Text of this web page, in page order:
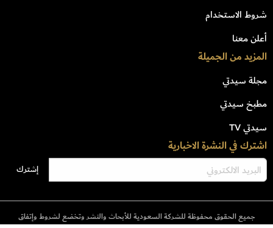
شروط الاستخدام
أعلن معنا
المزيد من الجميلة
مجلة سيدتي
مطبخ سيدتي
سيدتي TV
اشترك في النشرة الاخبارية
جميع الحقوق محفوظة للشركة السعودية للأبحاث والنشر وتخضع لشروط وإتفاق